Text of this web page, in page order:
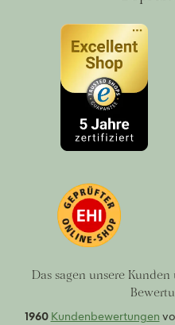
Das sagen unsere
1960 Kundenbewertungen